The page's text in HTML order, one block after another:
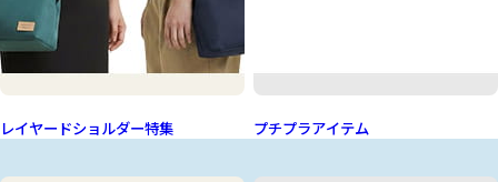
レイヤードショルダー特集 プチプラアイテム